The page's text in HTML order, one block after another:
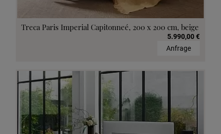
Treca Paris Imperial Capitonneé, 200 x 200 cm, beige
5.990,00 €
Anfrage